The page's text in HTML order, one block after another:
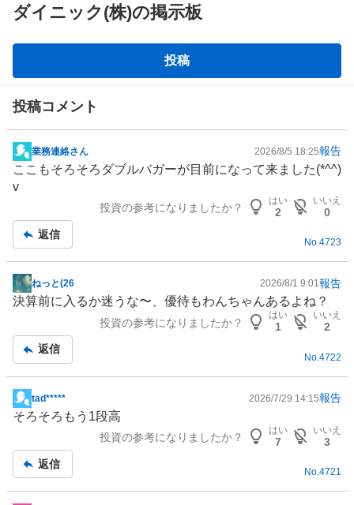
ダイニック(株)の掲示板
板
投稿
投稿コメント
掲
示
板
業務連絡さん 2026/8/5 18:25報告
ここもそろそろダブルバガーが目前になって来ました(*^^)
v
投資の参考になりましたか？
はい
2
いいえ
0
返信
No.4723
掲
示
事
ねっと(26 2026/8/1 9:01報告
決算前に入るか迷うな〜、優待もわんちゃんあるよね？
投資の参考になりましたか？
はい
1
いいえ
2
返信
No. 4722
掲
示
事
tad***** 2026/7/29 14:15報告
そろそろもう1段高
投資の参考になりましたか？
はい
7
いいえ
3
返信
No.4721